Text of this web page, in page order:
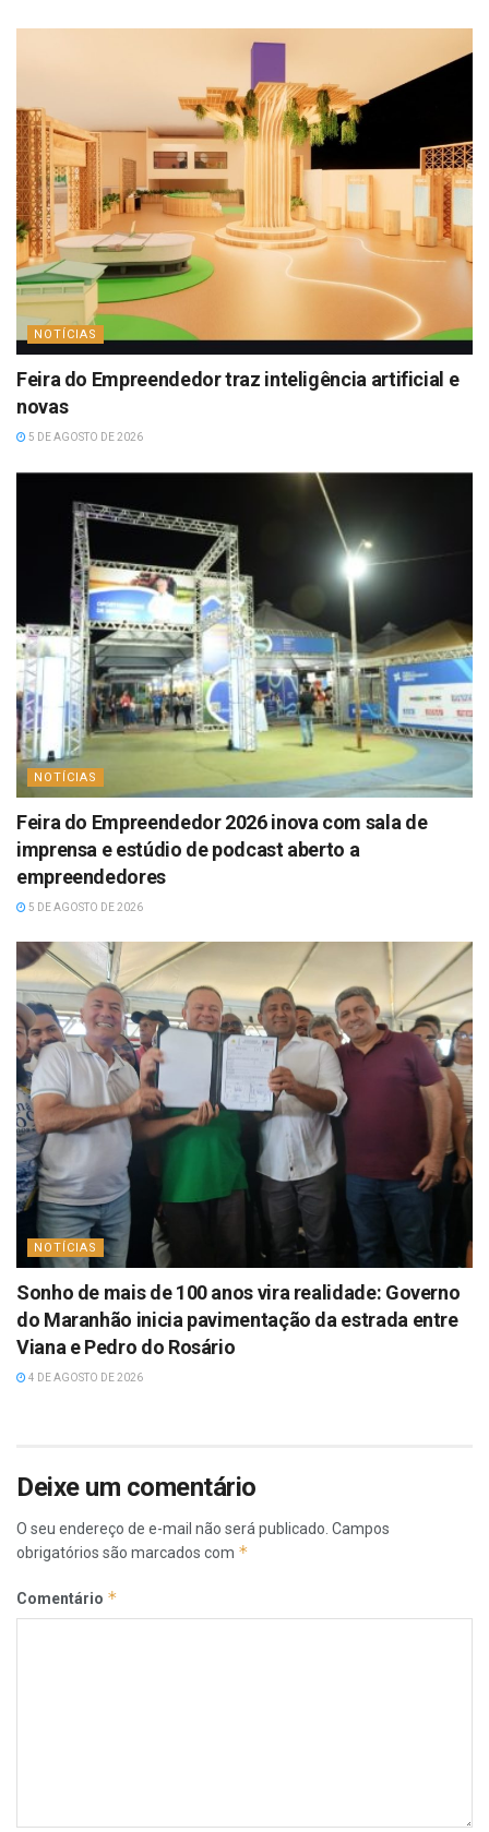
NOTÍCIAS
Feira do Empreendedor traz inteligência artificial e
novas
5 DE AGOSTO DE 2026
NOTÍCIAS
Feira do Empreendedor 2026 inova com sala de
imprensa e estúdio de podcast aberto a
empreendedores
5 DE AGOSTO DE 2026
NOTÍCIAS
Sonho de mais de 100 anos vira realidade: Governo
do Maranhão inicia pavimentação da estrada entre
Viana e Pedro do Rosário
4 DE AGOSTO DE 2026
Deixe um comentário
O seu endereço de e-mail não será publicado. Campos
obrigatórios são marcados com *
Comentário *